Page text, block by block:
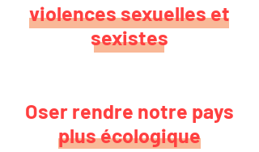
violences sexuelles et
sexistes
Oser rendre notre pays
plus écologique